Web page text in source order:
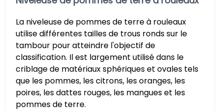
La niveleuse de pommes de terre à rouleaux
utilise différentes tailles de trous ronds sur le
tambour pour atteindre l'objectif de
classification. Il est largement utilisé dans le
criblage de matériaux sphériques et ovales tels
que les pommes, les citrons, les oranges, les
poires, les dattes rouges, les mangues et les
pommes de terre.